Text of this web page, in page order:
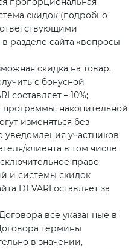
скидок (подробно
разделе сайта «вопросы
скидка на товар,
с бонусной
составляет – 10%;
программы, накопительной
изменяться без
уведомления участников
клиента в том числе
право
и системы скидок
DEVARI оставляет за
все указанные в
термины
в значении,